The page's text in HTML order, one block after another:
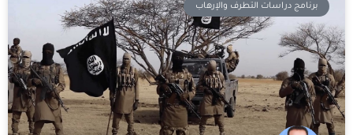
برنامج دراسات التطرف والإرهاب